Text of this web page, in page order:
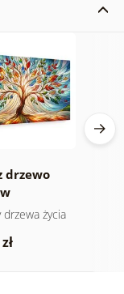
drzewo
drzewa życia